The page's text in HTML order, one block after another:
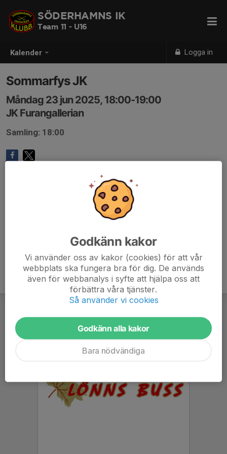
Kalender Logga in
SÖDERHAMNS IK
Team 11 - U16
Sommarfys JK
Måndag 23 jun 2025, 18:00-19:00
JK Furangallerian
Samling: 18:00
Godkänn kakor
Vi använder oss av kakor (cookies) för att vår
webbplats ska fungera bra för dig. De används
även för webbanalys i syfte att hjälpa oss att
förbättra våra tjänster.
Så använder vi cookies
Godkänn alla kakor
Bara nödvändiga